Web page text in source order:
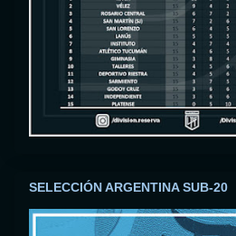
SELECCIÓN ARGENTINA SUB-20